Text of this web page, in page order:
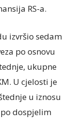
RS-a.
izvršio sedam
po osnovu
ukupne
U cjelosti je
u iznosu
po dospjelim